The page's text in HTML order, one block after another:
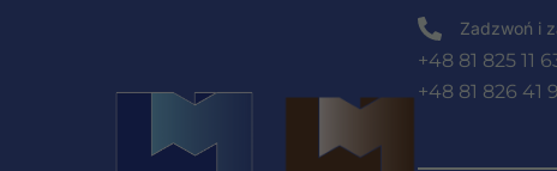
Zadzwoń i
+48 81 825 11
+48 81 826 41